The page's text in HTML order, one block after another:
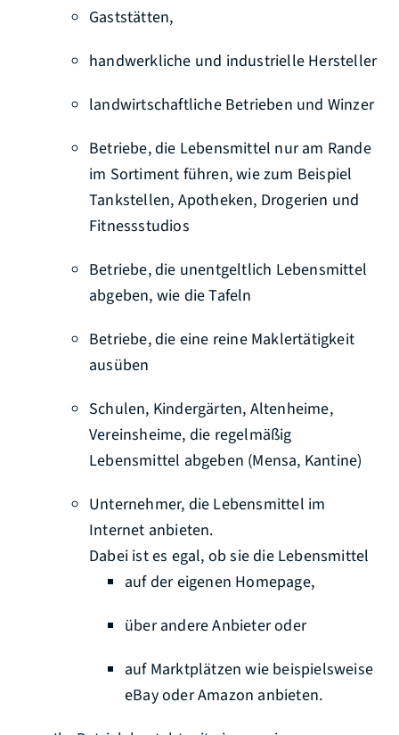
Gaststätten,
handwerkliche und industrielle Hersteller
landwirtschaftliche Betrieben und Winzer
Betriebe, die Lebensmittel nur am Rande
im Sortiment führen, wie zum Beispiel
Tankstellen, Apotheken, Drogerien und
Fitnessstudios
Betriebe, die unentgeltlich Lebensmittel
abgeben, wie die Tafeln
Betriebe, die eine reine Maklertätigkeit
ausüben
Schulen, Kindergärten, Altenheime,
Vereinsheime, die regelmäßig
Lebensmittel abgeben (Mensa, Kantine)
Unternehmer, die Lebensmittel im
Internet anbieten.
Dabei ist es egal, ob sie die Lebensmittel
auf der eigenen Homepage,
über andere Anbieter oder
auf Marktplätzen wie beispielsweise
eBay oder Amazon anbieten.